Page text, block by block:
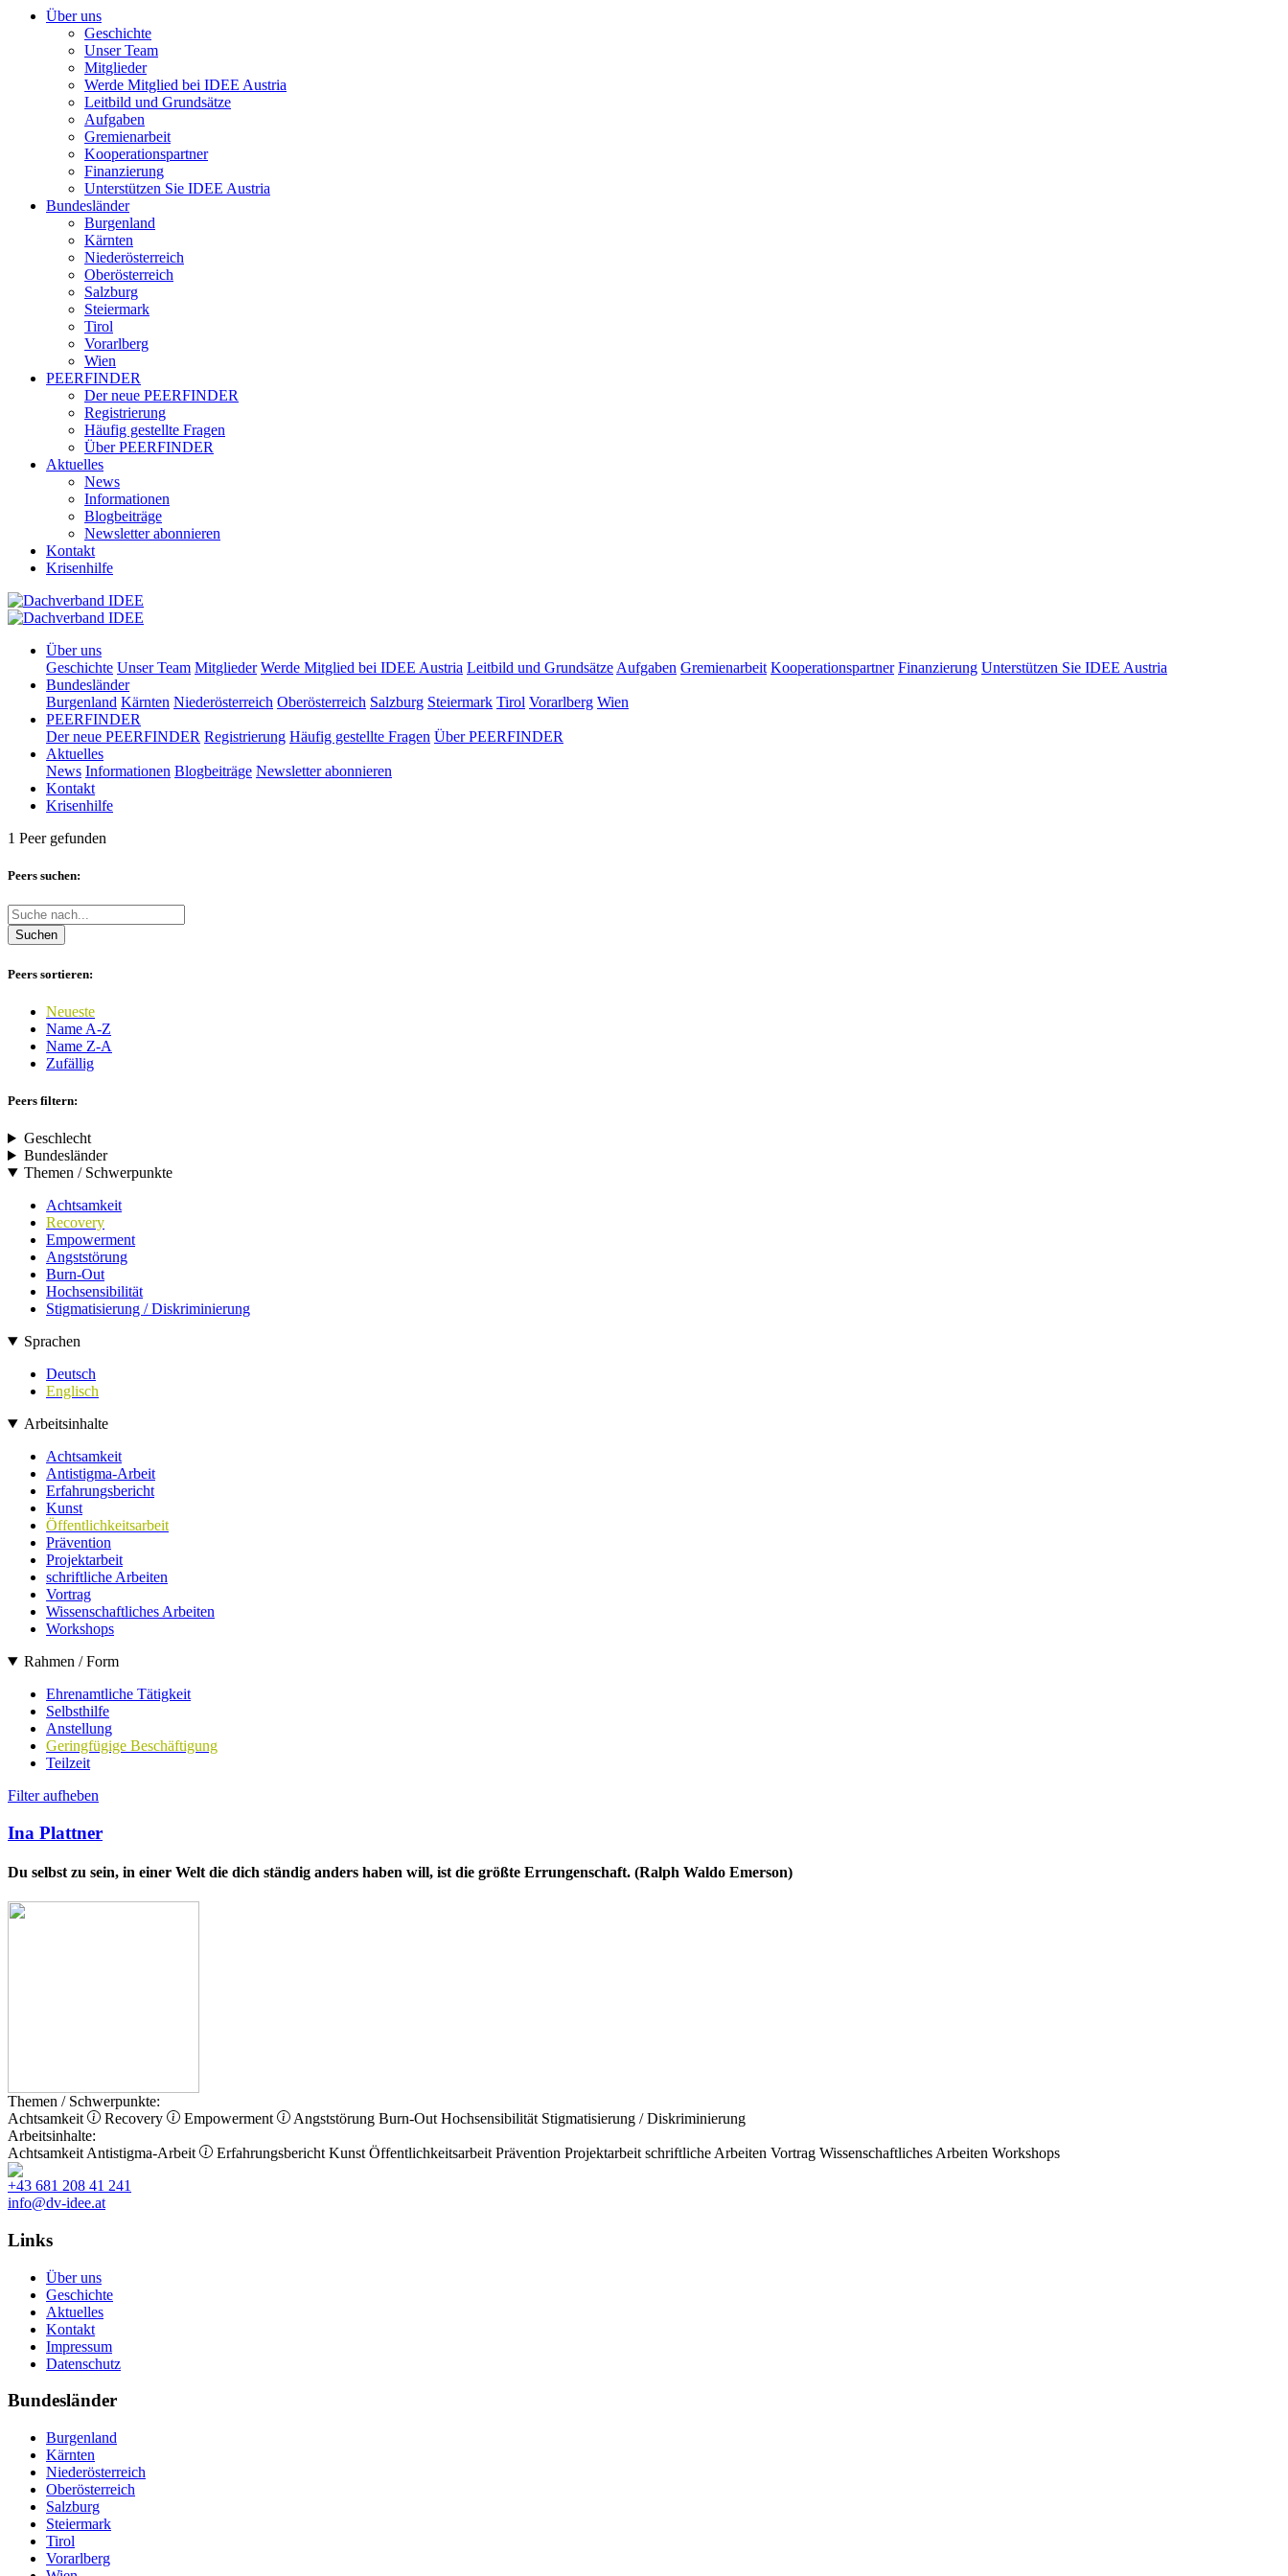
Über uns
Geschichte
Unser Team
Mitglieder
Werde Mitglied bei IDEE Austria
Leitbild und Grundsätze
Aufgaben
Gremienarbeit
Kooperationspartner
Finanzierung
Unterstützen Sie IDEE Austria
Bundesländer
Burgenland
Kärnten
Niederösterreich
Oberösterreich
Salzburg
Steiermark
Tirol
Vorarlberg
Wien
PEERFINDER
Der neue PEERFINDER
Registrierung
Häufig gestellte Fragen
Über PEERFINDER
Aktuelles
News
Informationen
Blogbeiträge
Newsletter abonnieren
Kontakt
Krisenhilfe
Über uns
Geschichte Unser Team Mitglieder Werde Mitglied bei IDEE Austria Leitbild und Grundsätze Aufgaben Gremienarbeit Kooperationspartner Finanzierung Unterstützen Sie IDEE Austria
Bundesländer
Burgenland Kärnten Niederösterreich Oberösterreich Salzburg Steiermark Tirol Vorarlberg Wien
PEERFINDER
Der neue PEERFINDER Registrierung Häufig gestellte Fragen Über PEERFINDER
Aktuelles
News Informationen Blogbeiträge Newsletter abonnieren
Kontakt
Krisenhilfe
1 Peer gefunden
Peers suchen:
Suchen
Peers sortieren:
Neueste
Name A-Z
Name Z-A
Zufällig
Peers filtern:
Geschlecht
Bundesländer
Themen / Schwerpunkte
Achtsamkeit
Recovery
Empowerment
Angststörung
Burn-Out
Hochsensibilität
Stigmatisierung / Diskriminierung
Sprachen
Deutsch
Englisch
Arbeitsinhalte
Achtsamkeit
Antistigma-Arbeit
Erfahrungsbericht
Kunst
Öffentlichkeitsarbeit
Prävention
Projektarbeit
schriftliche Arbeiten
Vortrag
Wissenschaftliches Arbeiten
Workshops
Rahmen / Form
Ehrenamtliche Tätigkeit
Selbsthilfe
Anstellung
Geringfügige Beschäftigung
Teilzeit
Filter aufheben
Ina Plattner
Du selbst zu sein, in einer Welt die dich ständig anders haben will, ist die größte Errungenschaft. (Ralph Waldo Emerson)
Themen / Schwerpunkte:
Achtsamkeit
Recovery Empowerment Angststörung Burn-Out Hochsensibilität Stigmatisierung / Diskriminierung
Arbeitsinhalte:
Achtsamkeit Antistigma-Arbeit Erfahrungsbericht Kunst Öffentlichkeitsarbeit Prävention Projektarbeit schriftliche Arbeiten Vortrag Wissenschaftliches Arbeiten Workshops
+43 681 208 41 241
info@dv-idee.at
Links
Über uns
Geschichte
Aktuelles
Kontakt
Impressum
Datenschutz
Bundesländer
Burgenland
Kärnten
Niederösterreich
Oberösterreich
Salzburg
Steiermark
Tirol
Vorarlberg